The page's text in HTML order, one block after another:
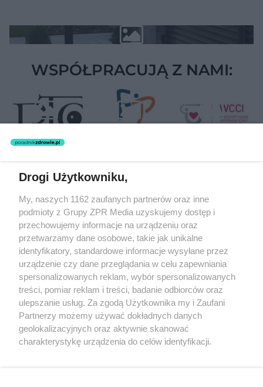
WSPÓŁPRACUJĄ Z NAMI:
Żaden utwór zamieszczony w serwisie nie może być powielany i
rozpowszechniany lub dalej rozpowszechniany w jakikolwiek sposób
(w tym także elektroniczny lub mechaniczny) na jakimkolwiek polu
eksploatacji w jakiejkolwiek formie, włącznie z umieszczaniem w
Internecie bez pisemnej zgody właściciela praw. Jakiekolwiek użycie
lub wykorzystanie utworów w całości lub w części z naruszeniem
prawa, tzn. bez właściwej zgody, jest zabronione pod groźbą kary i
może być ścigane prawnie.
O nas
Drogi Użytkowniku,
My, naszych 1162 zaufanych partnerów oraz inne
podmioty z Grupy ZPR Media uzyskujemy dostęp i
przechowujemy informacje na urządzeniu oraz
przetwarzamy dane osobowe, takie jak unikalne
identyfikatory, standardowe informacje wysyłane przez
urządzenie czy dane przeglądania w celu zapewniania
spersonalizowanych reklam, wybór spersonalizowanych
treści, pomiar reklam i treści, badanie odbiorców oraz
ulepszanie usług. Za zgodą Użytkownika my i Zaufani
Partnerzy możemy używać dokładnych danych
geolokalizacyjnych oraz aktywnie skanować
charakterystykę urządzenia do celów identyfikacji.